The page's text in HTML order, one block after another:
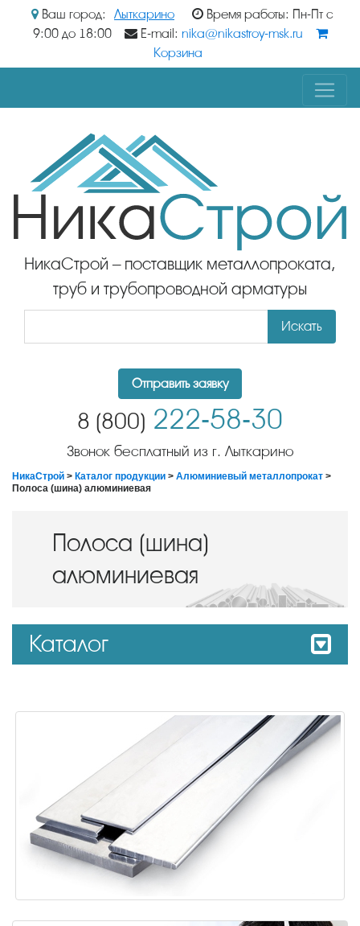
Ваш город: Лыткарино
Время работы: Пн-Пт с
9:00 до 18:00
E-mail: nika@nikastroy-msk.ru
Корзина
НикаСтрой – поставщик металлопроката,
труб и трубопроводной арматуры
Искать
Отправить заявку
8 (800) 222-58-30
Звонок бесплатный из г. Лыткарино
НикаСтрой > Каталог продукции > Алюминиевый металлопрокат >
Полоса (шина) алюминиевая
Полоса (шина)
алюминиевая
Каталог